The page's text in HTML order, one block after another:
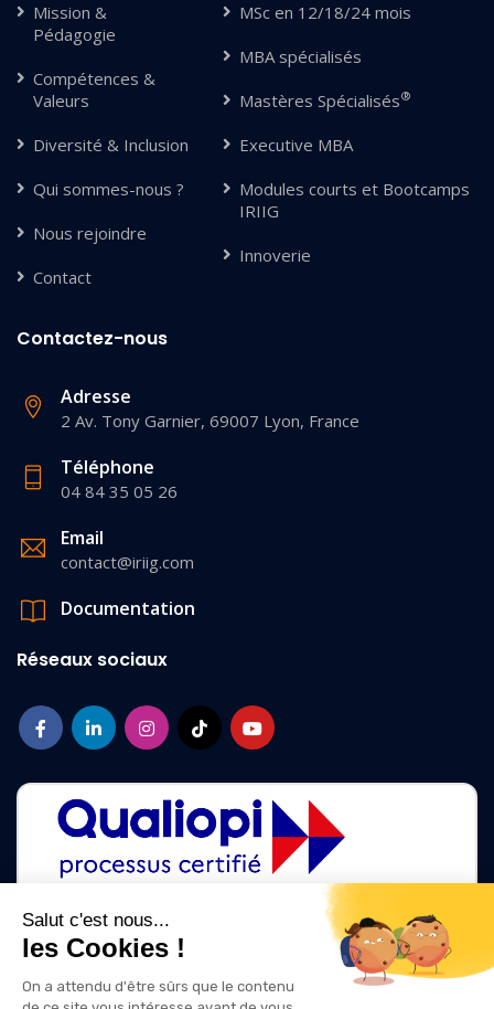
Salut c'est nous...
les Cookies !
On a attendu d'être sûrs que le contenu
Mission &
Pédagogie
Compétences &
Valeurs
Diversité & Inclusion
Qui sommes-nous ?
Nous rejoindre
Contact
MSc en 12/18/24 mois
MBA spécialisés
Mastères Spécialisés®
Executive MBA
Modules courts et Bootcamps
IRIIG
Innoverie
Contactez-nous
Adresse
2 Av. Tony Garnier, 69007 Lyon, France
Téléphone
04 84 35 05 26
Email
contact@iriig.com
Documentation
Réseaux sociaux
La certification qualité a été délivrée au titre des catégories d'action
ACTIONS DE FORMATION